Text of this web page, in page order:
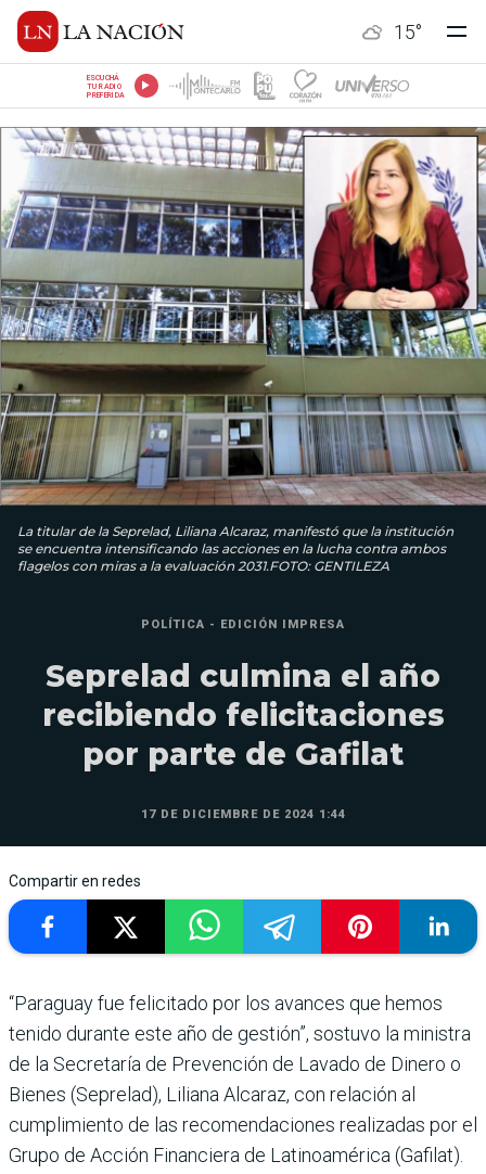
15°
ESCUCHÁ
TU RADIO
PREFERIDA
La titular de la Seprelad, Liliana Alcaraz, manifestó que la institución
se encuentra intensificando las acciones en la lucha contra ambos
flagelos con miras a la evaluación 2031.FOTO: GENTILEZA
POLÍTICA - EDICIÓN IMPRESA
Seprelad culmina el año
recibiendo felicitaciones
por parte de Gafilat
17 DE DICIEMBRE DE 2024 1:44
Compartir en redes
“Paraguay fue felicitado por los avances que hemos
tenido durante este año de gestión”, sostuvo la ministra
de la Secretaría de Prevención de Lavado de Dinero o
Bienes (Seprelad), Liliana Alcaraz, con rela­ción al
cumplimiento de las recomendaciones realiza­das por el
Grupo de Acción Financiera de Latinoamérica (Gafilat).